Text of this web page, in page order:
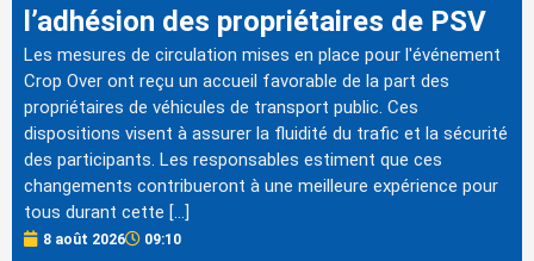
l’adhésion des propriétaires de PSV
Les mesures de circulation mises en place pour l'événement
Crop Over ont reçu un accueil favorable de la part des
propriétaires de véhicules de transport public. Ces
dispositions visent à assurer la fluidité du trafic et la sécurité
des participants. Les responsables estiment que ces
changements contribueront à une meilleure expérience pour
tous durant cette […]
8 août 2026 09:10